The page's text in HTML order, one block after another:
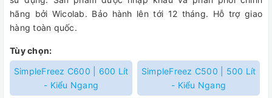
hãng bởi Wicolab. Bảo hành lên tới 12 tháng. Hỗ trợ giao
hàng toàn quốc.
Tùy chọn:
SimpleFreez C600 | 600 Lít
- Kiểu Ngang
SimpleFreez C500 | 500 Lít
- Kiểu Ngang